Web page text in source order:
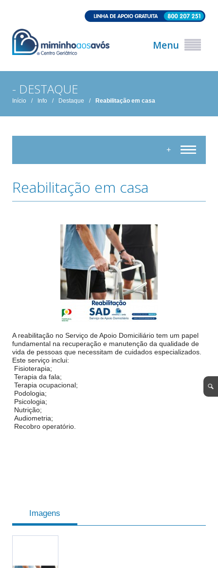
Menu
- DESTAQUE
Início / Info / Destaque / Reabilitação em casa
+
Reabilitação em casa
A reabilitação no Serviço de Apoio Domiciliário tem um papel
fundamental na recuperação e manutenção da qualidade de
vida de pessoas que necessitam de cuidados especializados.
Este serviço inclui:
Fisioterapia;
Terapia da fala;
Terapia ocupacional;
Podologia;
Psicologia;
Nutrição;
Audiometria;
Recobro operatório.
Imagens